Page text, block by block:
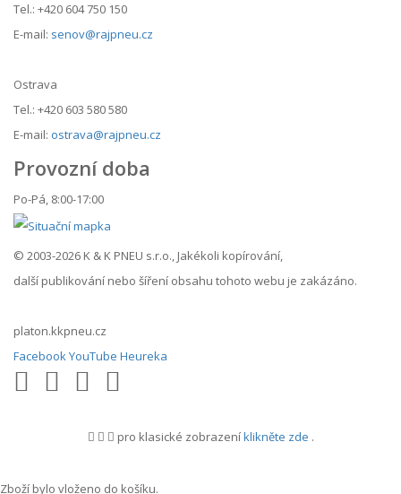
Tel.: +420 604 750 150
E-mail: senov@rajpneu.cz
Ostrava
Tel.: +420 603 580 580
E-mail: ostrava@rajpneu.cz
Provozní doba
Po-Pá, 8:00-17:00
© 2003-2026 K & K PNEU s.r.o., Jakékoli kopírování,
další publikování nebo šíření obsahu tohoto webu je zakázáno.
platon.kkpneu.cz
Facebook YouTube Heureka
pro klasické zobrazeníklikněte zde .
Zboží bylo vloženo do košíku.